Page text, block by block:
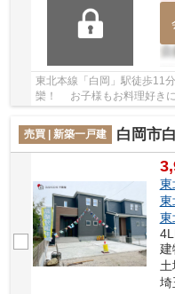
東北本線「白岡」駅徒歩11分！ ・対面キッチンで料理しながら
欒！ お子様もお料理好きに
で２部屋に分割OK! 将来の
売買 | 新築一戸建
白岡市白岡8
東
東
東
建
埼